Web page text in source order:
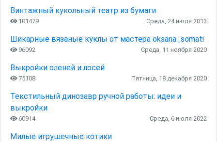
Винтажный кукольный театр из бумаги
101479 Среда, 24 июля 2013
Шикарные вязаные куклы от мастера oksana_somati
96092 Среда, 11 ноября 2020
Выкройки оленей и лосей
75108 Пятница, 18 декабря 2020
Текстильный динозавр ручной работы: идеи и
выкройки
60914 Среда, 6 июля 2022
Милые игрушечные котики